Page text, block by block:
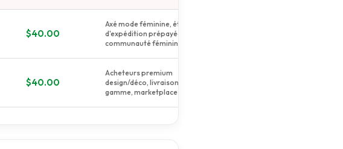
$40.00
Axé mode féminine, étiquettes
d'expédition prépayées,
communauté féminine
$40.00
Acheteurs premium
design/déco, livraison haut de
gamme, marketplace curé